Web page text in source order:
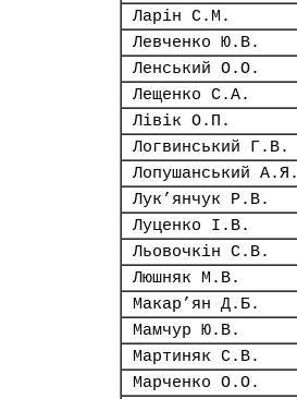
Ларін С.М.
Левченко Ю.В.
Ленський О.О.
Лещенко С.А.
Лівік О.П.
Логвинський Г.В.
Лопушанський А.Я.
Лук’янчук Р.В.
Луценко І.В.
Льовочкін С.В.
Люшняк М.В.
Макар’ян Д.Б.
Мамчур Ю.В.
Мартиняк С.В.
Марченко О.О.